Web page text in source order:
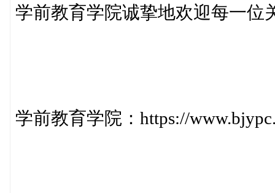
学前教育学院诚挚地欢迎每一位
学前教育学院：https://